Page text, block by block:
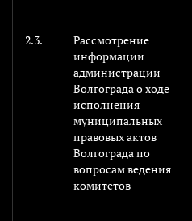
2.3.
Рассмотрение
информации
администрации
Волгограда о ходе
исполнения
муниципальных
правовых актов
Волгограда по
вопросам ведения
комитетов